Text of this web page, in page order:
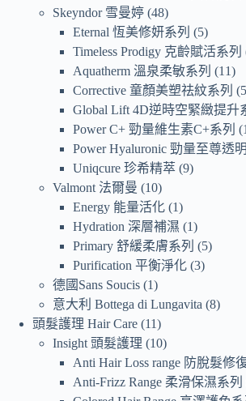
Skeyndor 雪曼婷 48
Eternal 恆美修妍系列
5
Timeless Prodigy 克齡賦活系列
Aquatherm 溫泉柔敏系列
11
Corrective 童顏美塑祛紋系列
5
Global Lift 4D逆時空緊緻提升
Power C+ 勁量維生素C+系列
1
Power Hyaluronic 勁量至尊透
Uniqcure 珍希精萃 9
Valmont 法爾曼
10
Energy 能量活化 1
Hydration 深層補濕
1
Primary 舒緩柔膚系列
5
Purification 平衡淨化 3
德國Sans Soucis 1
意大利 Bottega di Lungavita 8
頭髮護理 Hair Care 11
Insight 頭髮護理
10
Anti Hair Loss range 防脫髮修
Anti-Frizz Range 柔滑保濕系列